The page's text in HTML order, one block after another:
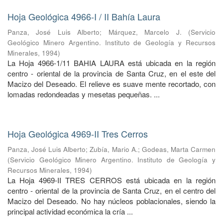
Hoja Geológica 4966-I / II Bahía Laura
Panza, José Luis Alberto; Márquez, Marcelo J. (Servicio
Geológico Minero Argentino. Instituto de Geología y Recursos
Minerales, 1994)
La Hoja 4966-1/11 BAHIA LAURA está ubicada en la región
centro - oriental de la provincia de Santa Cruz, en el este del
Macizo del Deseado. El relieve es suave mente recortado, con
lomadas redondeadas y mesetas pequeñas. ...
Hoja Geológica 4969-II Tres Cerros
Panza, José Luis Alberto;Zubía, Mario A.; Godeas, Marta Carmen
(Servicio Geológico Minero Argentino. Instituto de Geología y
Recursos Minerales, 1994)
La Hoja 4969-II TRES CERROS está ubicada en la región
centro - oriental de la provincia de Santa Cruz, en el centro del
Macizo del Deseado. No hay núcleos poblacionales, siendo la
principal actividad económica la cría ...